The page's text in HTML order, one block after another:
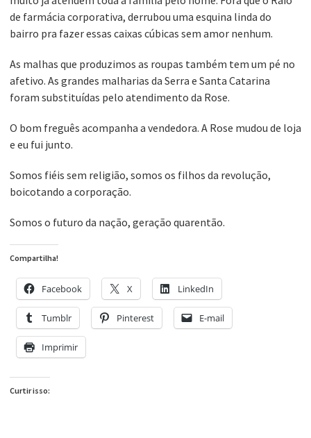
de farmácia corporativa, derrubou uma esquina linda do
bairro pra fazer essas caixas cúbicas sem amor nenhum.
As malhas que produzimos as roupas também tem um pé no
afetivo. As grandes malharias da Serra e Santa Catarina
foram substituídas pelo atendimento da Rose.
O bom freguês acompanha a vendedora. A Rose mudou de loja
e eu fui junto.
Somos fiéis sem religião, somos os filhos da revolução,
boicotando a corporação.
Somos o futuro da nação, geração quarentão.
Compartilha!
Facebook X LinkedIn
Tumblr Pinterest E-mail
Imprimir
Curtir isso: